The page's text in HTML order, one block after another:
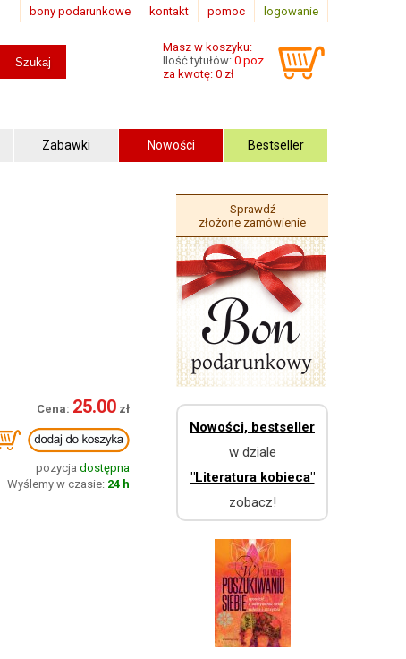
logowanie
pomoc
kontakt
bony podarunkowe
Masz w koszyku:
Ilość tytułów: 0 poz.
za kwotę: 0 zł
Zabawki Nowości Bestseller
25.00
pozycja dostępna
Wyślemy w czasie: 24 h
Sprawdź
złożone zamówienie
Nowości, bestseller
w dziale
"Literatura kobieca"
zobacz!